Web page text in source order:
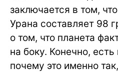
заключается в том,
Урана составляет 98
о том, что планета
на боку. Конечно,
почему это именно